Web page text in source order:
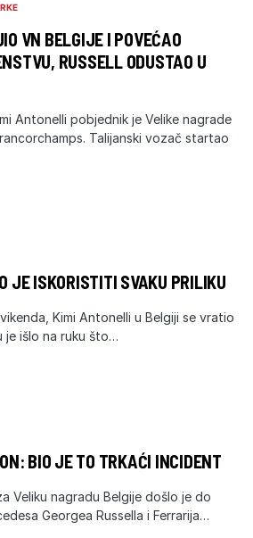
VN BELGIJE I POVEĆAO
RUSSELL ODUSTAO U
Antonelli pobjednik je Velike nagrade
Talijanski vozač startao
JE ISKORISTITI SVAKU PRILIKU
Kimi Antonelli u Belgiji se vratio
je išlo na ruku što…
BIO JE TO TRKAĆI INCIDENT
Veliku nagradu Belgije došlo je do
Georgea Russella i Ferrarija…